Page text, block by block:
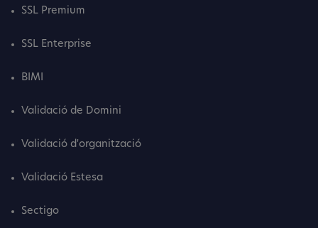
SSL Premium
SSL Enterprise
BIMI
Validació de Domini
Validació d'organització
Validació Estesa
Sectigo